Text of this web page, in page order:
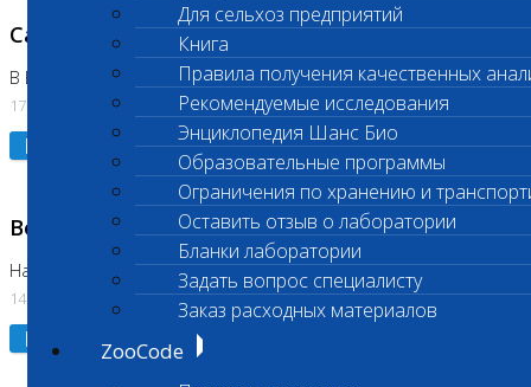
Для сельхоз предприятий
Книга
Правила получения качественных
Рекомендуемые исследования
Энциклопедия Шанс Био
Образовательные программы
Ограничения по хранению и
Оставить отзыв о лаборатории
Бланки лаборатории
Задать вопрос специалисту
Заказ расходных материалов
ZooCode
Санитарный день
В Бутово
17.07.2026
Подробнее
Возобновлено выполнение исследования
На Нагорной (Код 961, 962)
14.07.2026
Подробнее